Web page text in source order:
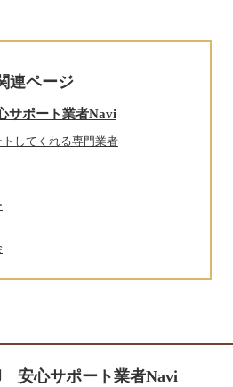
連ページ
サポート業者Navi
してくれる専門業者
安心サポート業者Navi